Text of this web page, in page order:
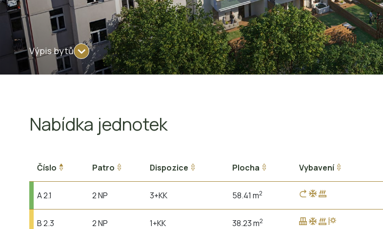
Výpis bytů
Nabídka jednotek
Číslo Patro Dispozice Plocha Vybavení
A 2.1 2 NP 3+KK 58.41 m2
B 2.3 2 NP 1+KK 38.23 m2